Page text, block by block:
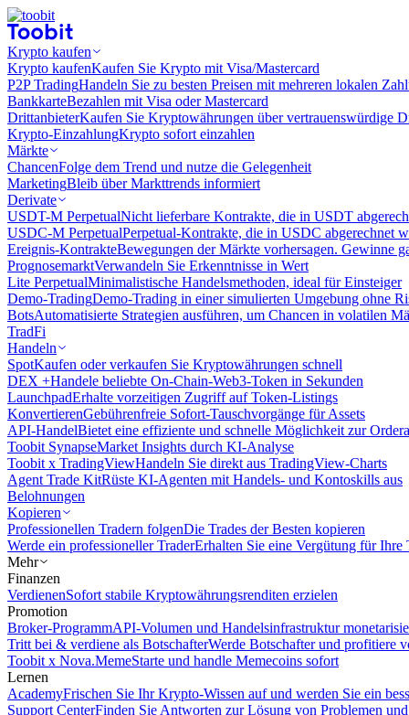
Krypto kaufen
Krypto kaufenKaufen Sie Krypto mit Visa/Mastercard
P2P TradingHandeln Sie zu besten Preisen mit mehreren lokalen
BankkarteBezahlen mit Visa oder Mastercard
DrittanbieterKaufen Sie Kryptowährungen über vertrauenswürdige
Krypto-EinzahlungKrypto sofort einzahlen
Märkte
ChancenFolge dem Trend und nutze die Gelegenheit
MarketingBleib über Markttrends informiert
Derivate
USDT-M PerpetualNicht lieferbare Kontrakte, die in USDT
USDC-M PerpetualPerpetual-Kontrakte, die in USDC abgerechnet
Ereignis-KontrakteBewegungen der Märkte vorhersagen. Gewinne
PrognosemarktVerwandeln Sie Erkenntnisse in Wert
Lite PerpetualMinimalistische Handelsmethoden, ideal für Einsteiger
Demo-TradingDemo-Trading in einer simulierten Umgebung ohne
BotsAutomatisierte Strategien ausführen, um Chancen in volatilen
TradFi
Handeln
SpotKaufen oder verkaufen Sie Kryptowährungen schnell
DEX +Handele beliebte On-Chain-Web3-Token in Sekunden
LaunchpadErhalte vorzeitigen Zugriff auf Token-Listings
KonvertierenGebührenfreie Sofort-Tauschvorgänge für Assets
API-HandelBietet eine effiziente und schnelle Möglichkeit zur
Toobit SynapseMarket Insights durch KI-Analyse
Toobit x TradingViewHandeln Sie direkt aus TradingView-Charts
Agent Trade KitRüste KI-Agenten mit Handels- und Kontoskills aus
Belohnungen
Kopieren
Professionellen Tradern folgenDie Trades der Besten kopieren
Werde ein professioneller TraderErhalten Sie eine Vergütung für Ihre
Mehr
Finanzen
VerdienenSofort stabile Kryptowährungsrenditen erzielen
Promotion
Broker-ProgrammAPI-Volumen und Handelsinfrastruktur
Tritt bei & verdiene als BotschafterWerde Botschafter und profitiere
Toobit x Nova.MemeStarte und handle Memecoins sofort
Lernen
AcademyFrischen Sie Ihr Krypto-Wissen auf und werden Sie ein
Support CenterFinden Sie Antworten zur Lösung von Problemen